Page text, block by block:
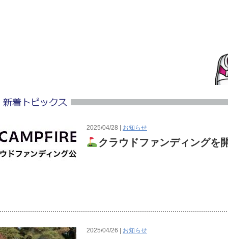
2025/04/28 | お知らせ
クラウドファンディングを
2025/04/26 | お知らせ